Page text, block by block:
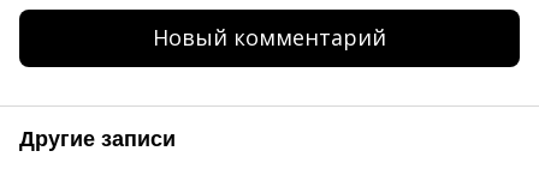
Новый комментарий
Другие записи